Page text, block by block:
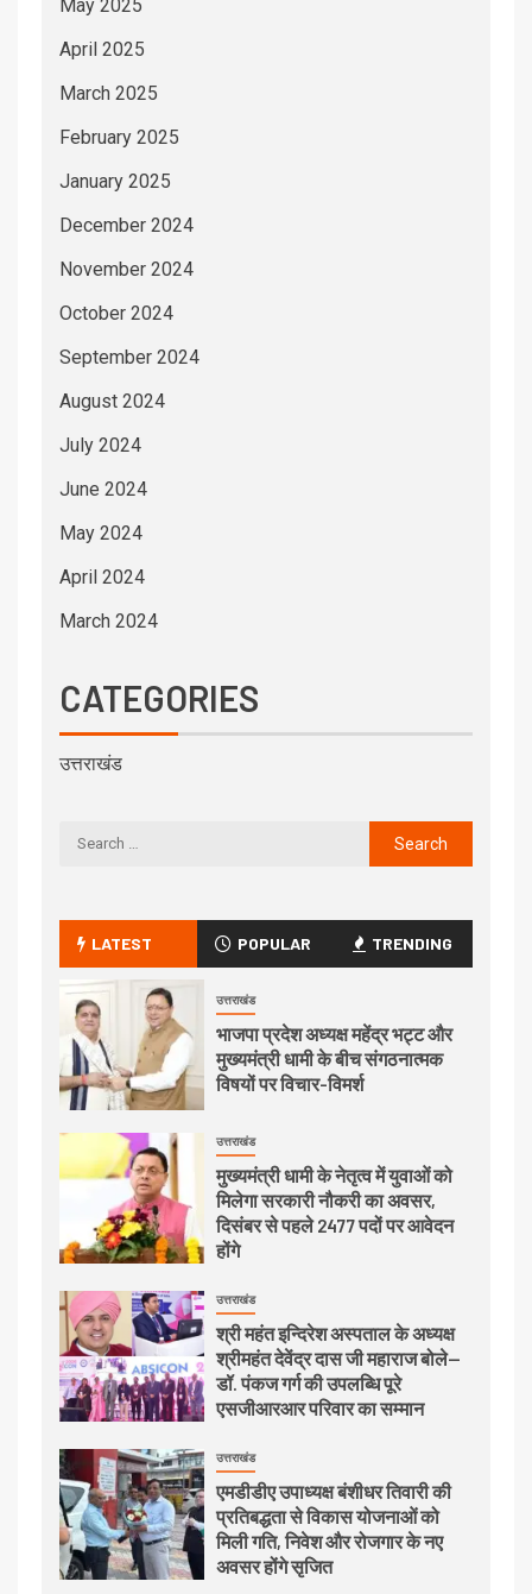
May 2025
April 2025
March 2025
February 2025
January 2025
December 2024
November 2024
October 2024
September 2024
August 2024
July 2024
June 2024
May 2024
April 2024
March 2024
CATEGORIES
उत्तराखंड
LATEST POPULAR TRENDING
उत्तराखंड
भाजपा प्रदेश अध्यक्ष महेंद्र भट्ट और
मुख्यमंत्री धामी के बीच संगठनात्मक
विषयों पर विचार-विमर्श
उत्तराखंड
मुख्यमंत्री धामी के नेतृत्व में युवाओं को
मिलेगा सरकारी नौकरी का अवसर,
दिसंबर से पहले 2477 पदों पर आवेदन
होंगे
उत्तराखंड
श्री महंत इन्दिरेश अस्पताल के अध्यक्ष
श्रीमहंत देवेंद्र दास जी महाराज बोले—
डॉ. पंकज गर्ग की उपलब्धि पूरे
एसजीआरआर परिवार का सम्मान
उत्तराखंड
एमडीडीए उपाध्यक्ष बंशीधर तिवारी की
प्रतिबद्धता से विकास योजनाओं को
मिली गति, निवेश और रोजगार के नए
अवसर होंगे सृजित